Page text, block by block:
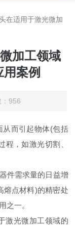
在适用于激光微加
加工领域
案例
956
从而引起物体(包括
，如激光切割、
件需求量的日益增
熔点材料)的精密处
之一。
激光微加工领域的